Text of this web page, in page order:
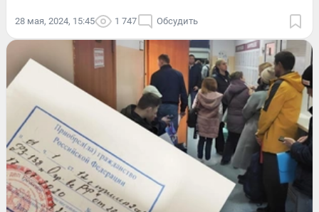
28 мая, 2024, 15:45 1 747 Обсудить